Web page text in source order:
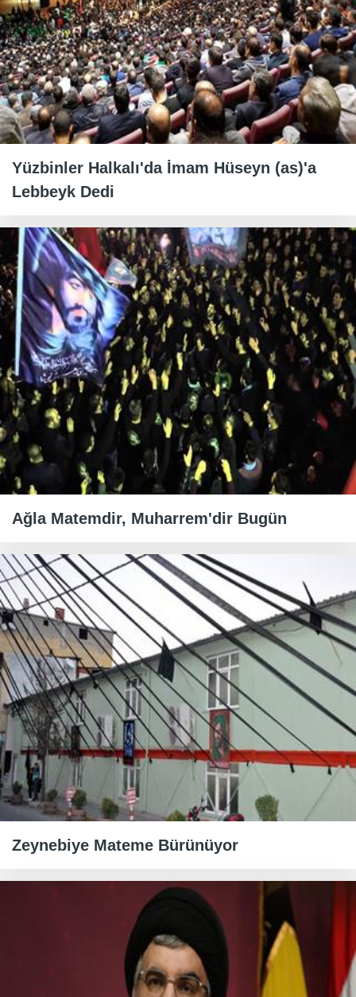
Yüzbinler Halkalı'da İmam Hüseyn (as)'a
Lebbeyk Dedi
Ağla Matemdir, Muharrem'dir Bugün
Zeynebiye Mateme Bürünüyor